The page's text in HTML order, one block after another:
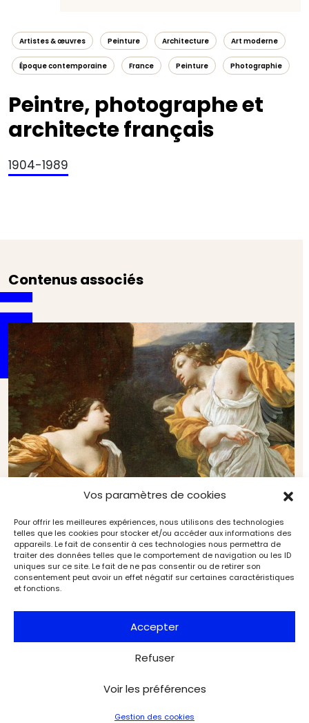
Vos paramètres de cookies
Pour offrir les meilleures expériences, nous utilisons des technologies
telles que les cookies pour stocker et/ou accéder aux informations des
appareils. Le fait de consentir à ces technologies nous permettra de
traiter des données telles que le comportement de navigation ou les ID
uniques sur ce site. Le fait de ne pas consentir ou de retirer son
consentement peut avoir un effet négatif sur certaines caractéristiques
et fonctions.
Accepter
Refuser
Voir les préférences
Gestion des cookies
Artistes & œuvres Peinture Architecture Art moderne
Époque contemporaine France Peinture Photographie
Peintre, photographe et
architecte français
1904-1989
Contenus associés
Novembre 2025 : notre sélection de livres d’art
Artistes & œuvres L'Objet d'Art